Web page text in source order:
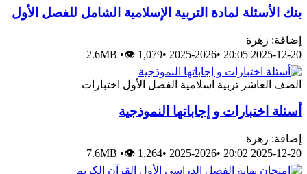
بنك الأسئلة لمادة التربية الإسلامية الشامل للفصل الأول
إضافة: زهرة
2025-12-20 20:05
•
2025-2026
•
2.6MB •👁 1,079
الصف العاشر تربية اسلامية الفصل الأول اختبارات
أسئلة اختبارات و إجاباتها النموذجية
إضافة: زهرة
2025-12-20 20:02
•
2025-2026
•
7.6MB •👁 1,264